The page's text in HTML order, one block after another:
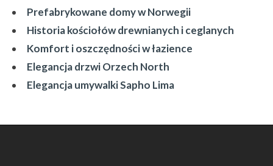
Prefabrykowane domy w Norwegii
Historia kościołów drewnianych i ceglanych
Komfort i oszczędności w łazience
Elegancja drzwi Orzech North
Elegancja umywalki Sapho Lima